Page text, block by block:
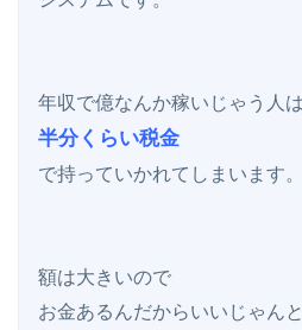
半分くらい税金
で持っていかれてしまいます。
額は大きいので
お金あるんだからいいじゃんと